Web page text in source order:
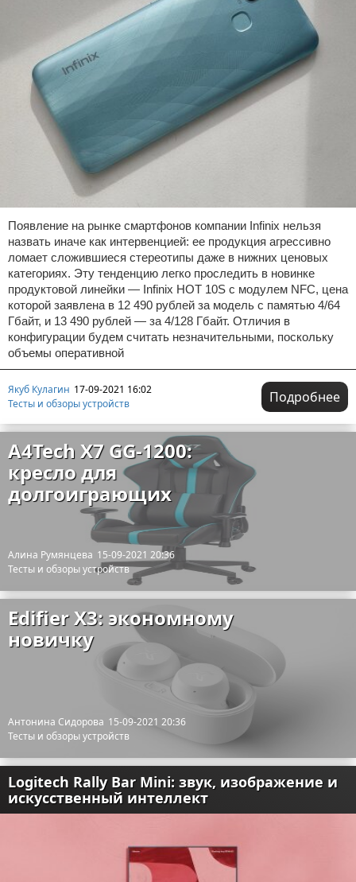
Появление на рынке смартфонов компании Infinix нельзя
назвать иначе как интервенцией: ее продукция агрессивно
ломает сложившиеся стереотипы даже в нижних ценовых
категориях. Эту тенденцию легко проследить в новинке
продуктовой линейки — Infinix HOT 10S с модулем NFC, цена
которой заявлена в 12 490 рублей за модель с памятью 4/64
Гбайт, и 13 490 рублей — за 4/128 Гбайт. Отличия в
конфигурации будем считать незначительными, поскольку
объемы оперативной
Якуб Кулагин 17-09-2021 16:02
Тесты и обзоры устройств
Подробнее
A4Tech X7 GG-1200:
кресло для
долгоиграющих
Алина Румянцева 15-09-2021 20:36
Тесты и обзоры устройств
Edifier X3: экономному
новичку
Антонина Сидорова 15-09-2021 20:36
Тесты и обзоры устройств
Logitech Rally Bar Mini: звук, изображение и
искусственный интеллект